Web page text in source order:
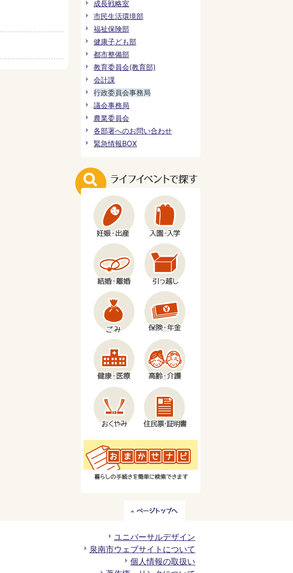
成長戦略室
市民生活環境部
福祉保険部
健康子ども部
都市整備部
教育委員会(教育部)
会計課
行政委員会事務局
議会事務局
農業委員会
各部署へのお問い合わせ
緊急情報BOX
ト
ッ
プ
ユニバーサルデザイン
泉南市ウェブサイトについて
個人情報の取扱い